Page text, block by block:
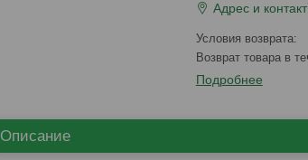
Адрес и
возврат товара в
Подробнее
Описание